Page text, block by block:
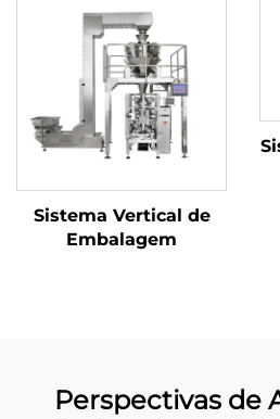
Sistema Vertical de
Embalagem
Perspectivas de